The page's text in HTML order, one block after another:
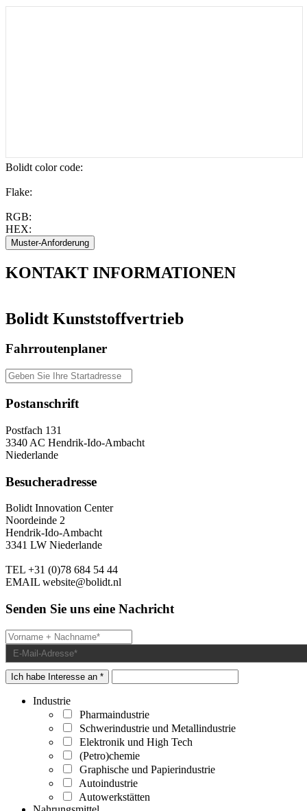
Bolidt color code:
Flake:
RGB:
HEX:
KONTAKT INFORMATIONEN
Bolidt Kunststoffvertrieb
Fahrroutenplaner
Postanschrift
Postfach 131
3340 AC Hendrik-Ido-Ambacht
Niederlande
Besucheradresse
Bolidt Innovation Center
Noordeinde 2
Hendrik-Ido-Ambacht
3341 LW Niederlande
TEL +31 (0)78 684 54 44
EMAIL website@bolidt.nl
Senden Sie uns eine Nachricht
Ich habe Interesse an *
Industrie
Pharmaindustrie
Schwerindustrie und Metallindustrie
Elektronik und High Tech
(Petro)chemie
Graphische und Papierindustrie
Autoindustrie
Autowerkstätten